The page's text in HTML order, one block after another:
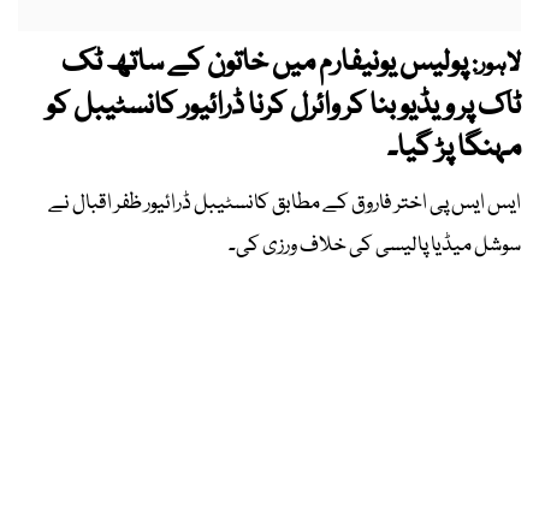
لاہور:پولیس یونیفارم میں خاتون کے ساتھ ٹک
ٹاک پر ویڈیو بنا کر وائرل کرنا ڈرائیور کانسٹیبل کو
مہنگا پڑ گیا۔
ایس ایس پی اختر فاروق کے مطابق کانسٹیبل ڈرائیور ظفر اقبال نے
سوشل میڈیا پالیسی کی خلاف ورزی کی۔